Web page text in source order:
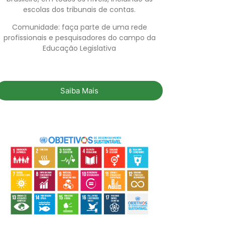
escolas dos tribunais de contas.
Comunidade: faça parte de uma rede
profissionais e pesquisadores do campo da
Educação Legislativa
Saiba Mais